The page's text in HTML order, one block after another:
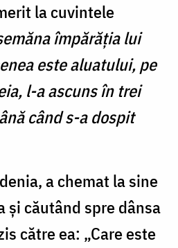
la cuvintele
împărăția lui
este aluatului, pe
l-a ascuns în trei
când s-a dospit
a chemat la sine
și căutând spre dânsa
către ea: „Care este